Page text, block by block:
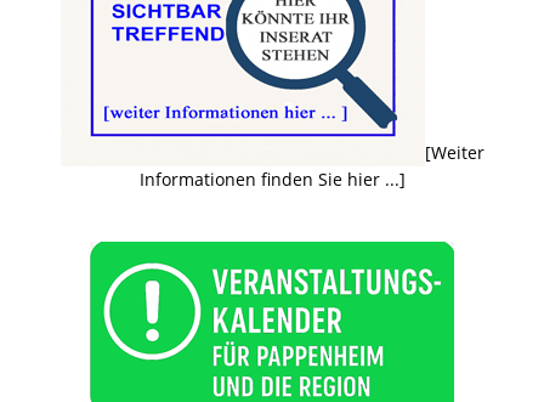
[Weiter
Informationen finden Sie hier ...]